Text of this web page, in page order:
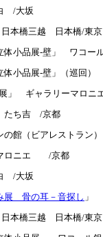
/大坂
本橋三越 日本橋/東京
体小品展-壁」 ワコ
体小品展-壁」（巡回
展」 ギャラリーマロ
たち吉 /京都
館（ビアレストラン
ロニエ /京都
/大坂
展 骨の耳－音探し 」
本橋三越 日本橋/東京